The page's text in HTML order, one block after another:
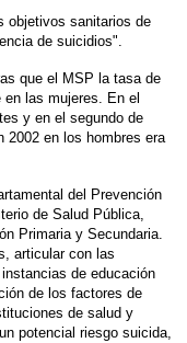
objetivos sanitarios de
de suicidios".
que el MSP la tasa de
las mujeres. En el
y en el segundo de
2002 en los hombres era
del Prevención
de Salud Pública,
Primaria y Secundaria.
articular con las
de educación
de los factores de
de salud y
potencial riesgo suicida,